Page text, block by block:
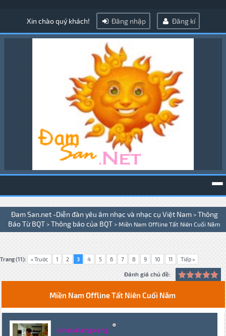
Xin chào quý khách! Đăng nhập Đăng kí
Đam San.net -Diễn đàn yêu âm nhạc và nhạc cụ Việt Nam > Thông
Báo Từ BQT > Thông báo của BQT > Miền Nam Offline Tất Niên Cuối Năm
Trang (11): « Trước 1 2 3 4 5 6 7 8 9 10 11 Tiếp »
Đánh giá chủ đề:
Miền Nam Offline Tất Niên Cuối Năm
lonsualangxang